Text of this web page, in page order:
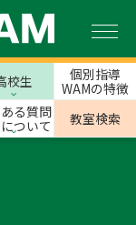
校生
個別指導
WAMの特徴
る質問
ついて
教室検索